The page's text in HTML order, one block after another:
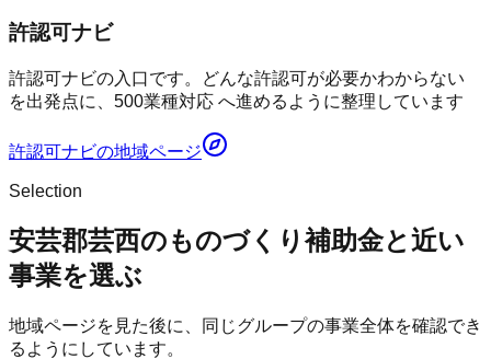
許認可ナビ
許認可ナビの入口です。どんな許認可が必要かわからない
を出発点に、500業種対応 へ進めるように整理しています
許認可ナビの地域ページ
Selection
安芸郡芸西のものづくり補助金と近い
事業を選ぶ
地域ページを見た後に、同じグループの事業全体を確認でき
るようにしています。